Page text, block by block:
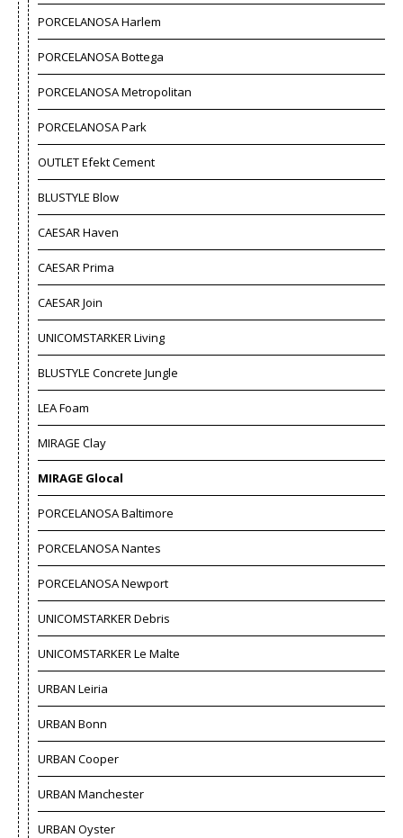
PORCELANOSA Harlem
PORCELANOSA Bottega
PORCELANOSA Metropolitan
PORCELANOSA Park
OUTLET Efekt Cement
BLUSTYLE Blow
CAESAR Haven
CAESAR Prima
CAESAR Join
UNICOMSTARKER Living
BLUSTYLE Concrete Jungle
LEA Foam
MIRAGE Clay
MIRAGE Glocal
PORCELANOSA Baltimore
PORCELANOSA Nantes
PORCELANOSA Newport
UNICOMSTARKER Debris
UNICOMSTARKER Le Malte
URBAN Leiria
URBAN Bonn
URBAN Cooper
URBAN Manchester
URBAN Oyster